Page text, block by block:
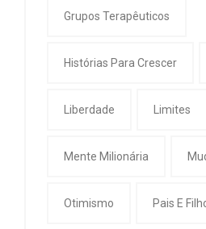
Grupos Terapêuticos
Histórias Para Crescer
Liberdade Limites
Mente Milionária
Otimismo Pais E